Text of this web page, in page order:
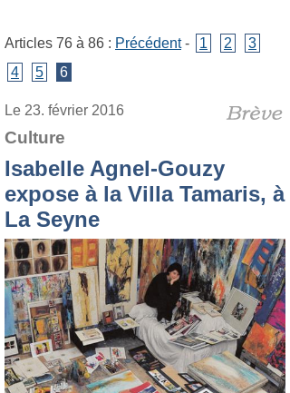
Articles 76 à 86 : Précédent- 1 2
3
4
5 6
Le 23. février 2016
Culture
Isabelle Agnel-Gouzy
expose à la Villa Tamaris, à
La Seyne